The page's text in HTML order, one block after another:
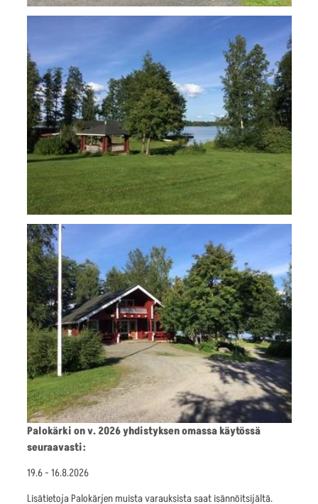
Palokärki on v. 2026 yhdistyksen omassa käytössä
seuraavasti:
19.6 - 16.8.2026
Lisätietoja Palokärjen muista varauksista saat isännöitsijältä.